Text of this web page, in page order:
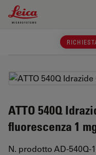
Leica Microsystems
ATTO 540Q
fluorescenza 1
N. prodotto AD-540Q-